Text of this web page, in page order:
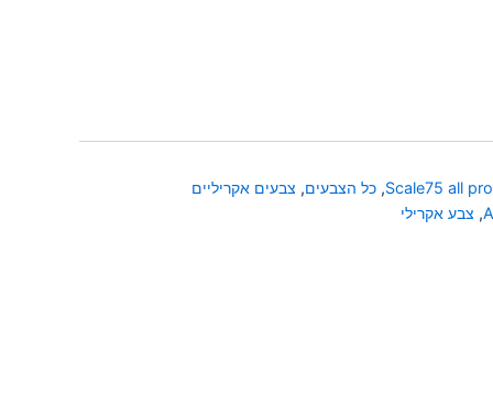
Scale75 all
, כל הצבעים, צבעים אקריליים
, צבע אקרילי